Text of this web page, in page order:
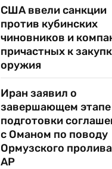
США ввели санкции
против кубинских
чиновников и
причастных к
оружия
Иран заявил о
завершающем этапе
подготовки
с Оманом по поводу
Ормузского
AP